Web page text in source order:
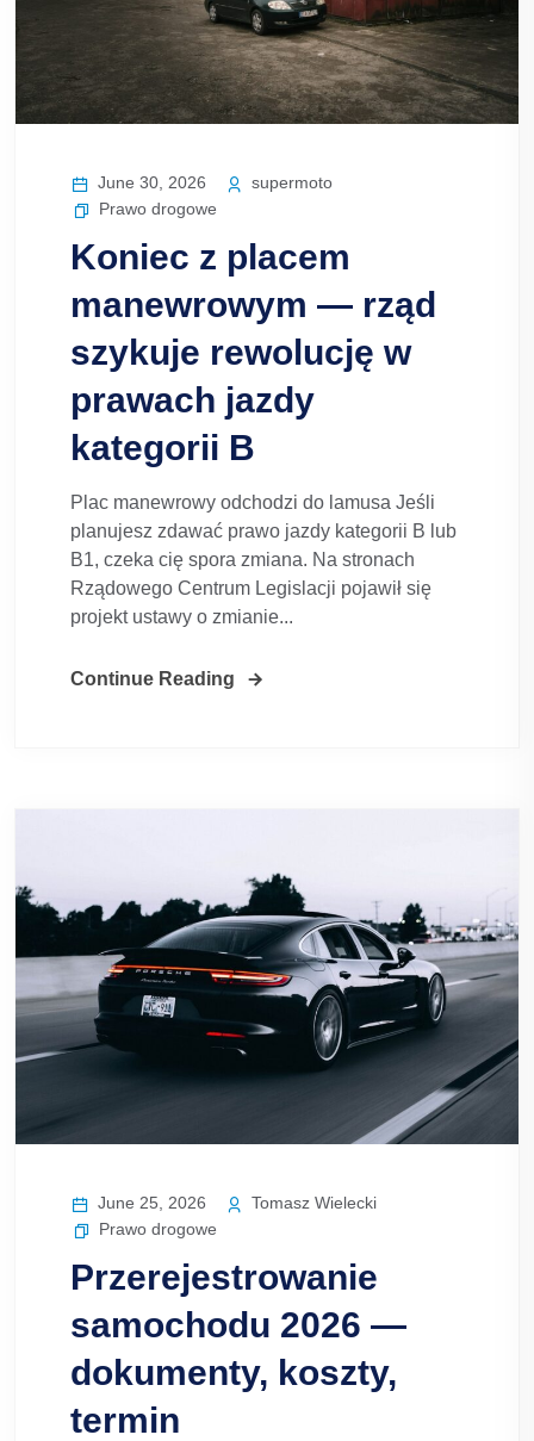
June 30, 2026
supermoto
Prawo drogowe
Koniec z placem
manewrowym — rząd
szykuje rewolucję w
prawach jazdy
kategorii B
Plac manewrowy odchodzi do lamusa Jeśli
planujesz zdawać prawo jazdy kategorii B lub
B1, czeka cię spora zmiana. Na stronach
Rządowego Centrum Legislacji pojawił się
projekt ustawy o zmianie...
Continue Reading
June 25, 2026
Tomasz Wielecki
Prawo drogowe
Przerejestrowanie
samochodu 2026 —
dokumenty, koszty,
termin